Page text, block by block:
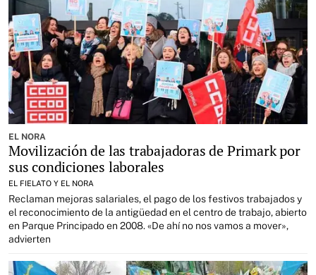
EL NORA
Movilización de las trabajadoras de Primark por
sus condiciones laborales
EL FIELATO Y EL NORA
Reclaman mejoras salariales, el pago de los festivos trabajados y
el reconocimiento de la antigüedad en el centro de trabajo, abierto
en Parque Principado en 2008. «De ahí no nos vamos a mover»,
advierten